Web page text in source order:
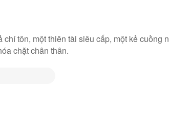
tôn, một thiên tài siêu cấp, một kẻ cuồng
chặt chân thân.
phải dựa vào người khác.